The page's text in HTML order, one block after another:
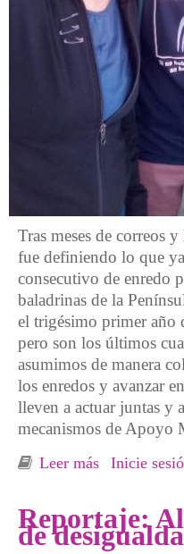
Tras meses de correos
fue definiendo lo que
consecutivo de enredo
baladrinas de la
el trigésimo primer año
pero son los últimos
asumimos de manera
los enredos y avanzar
lleven a actuar juntas y
mecanismos de Apoyo
Leer más sobre Un
Inicie
Reportaje:
de